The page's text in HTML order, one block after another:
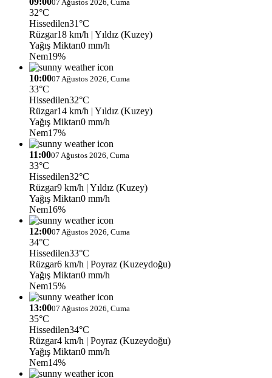
07 Ağustos 2026, Cuma
32°C
Hissedilen31°C
Rüzgar18 km/h | Yıldız (Kuzey)
Yağış Miktarı0 mm/h
Nem19%
10:0007 Ağustos 2026, Cuma
33°C
Hissedilen32°C
Rüzgar14 km/h | Yıldız (Kuzey)
Yağış Miktarı0 mm/h
Nem17%
11:0007 Ağustos 2026, Cuma
33°C
Hissedilen32°C
Rüzgar9 km/h | Yıldız (Kuzey)
Yağış Miktarı0 mm/h
Nem16%
12:0007 Ağustos 2026, Cuma
34°C
Hissedilen33°C
Rüzgar6 km/h | Poyraz (Kuzeydoğu)
Yağış Miktarı0 mm/h
Nem15%
13:0007 Ağustos 2026, Cuma
35°C
Hissedilen34°C
Rüzgar4 km/h | Poyraz (Kuzeydoğu)
Yağış Miktarı0 mm/h
Nem14%